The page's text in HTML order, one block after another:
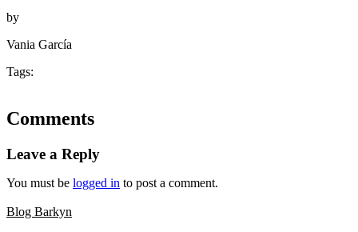
by
Vania García
Tags:
Comments
Leave a Reply
You must be logged in to post a comment.
Blog Barkyn